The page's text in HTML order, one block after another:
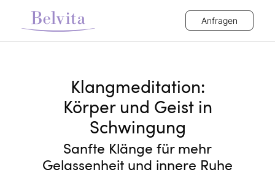
Anfragen
Klangmeditation:
Körper und Geist in
Schwingung
Sanfte Klänge für mehr
Gelassenheit und innere Ruhe